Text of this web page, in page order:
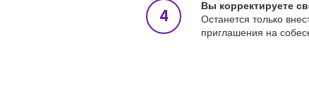
Вы корректируете
Останется только
приглашения на